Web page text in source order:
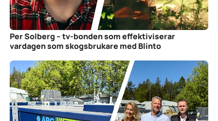
Per Solberg – tv-bonden som effektiviserar
vardagen som skogsbrukare med Blinto